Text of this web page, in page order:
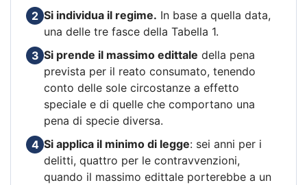
2 Si individua il regime. In base a quella data,
una delle tre fasce della Tabella 1.
3 Si prende il massimo edittale della pena
prevista per il reato consumato, tenendo
conto delle sole circostanze a effetto
speciale e di quelle che comportano una
pena di specie diversa.
4 Si applica il minimo di legge: sei anni per i
delitti, quattro per le contravvenzioni,
quando il massimo edittale porterebbe a un